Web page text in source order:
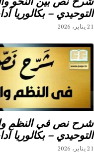
التوحيدي – بكالوريا
21 يناير، 2026
شرح نص في النظم
التوحيدي – بكالوريا
21 يناير، 2026